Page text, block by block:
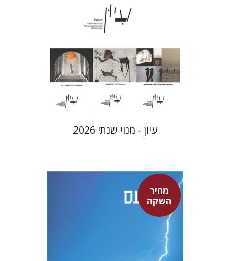
הנחת אתר ספר מודפס
$77
$69
עיון - מנוי שנתי 2026
מחיר
השקה
סנקה
דבורה גילולה
דבורה גילולה